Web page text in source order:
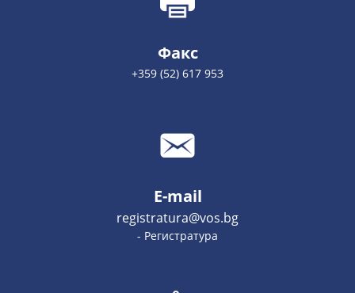
Факс
+359 (52) 617 953
E-mail
registratura@vos.bg
- Регистратура